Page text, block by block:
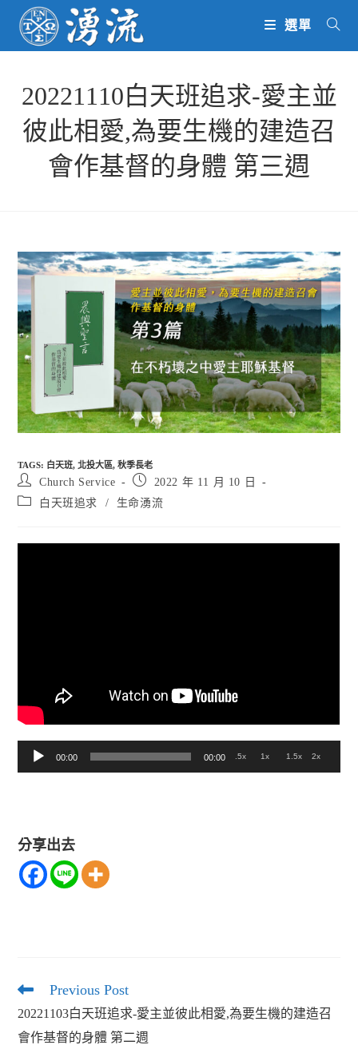
content
選單
20221110白天班追求-愛主並
彼此相愛,為要生機的建造召
會作基督的身體 第三週
TAGS: 白天班, 北投大區, 秋季長老
Post
author:
Church Service
Post
published:
2022 年 11 月 10 日
Post
白天班追求 / 生命湧流
放
器
00:00 00:00 .5x 1x 1.5x 2x
分享出去
Read
articles
Previous Post
20221103白天班追求-愛主並彼此相愛,為要生機的建造召
會作基督的身體 第二週